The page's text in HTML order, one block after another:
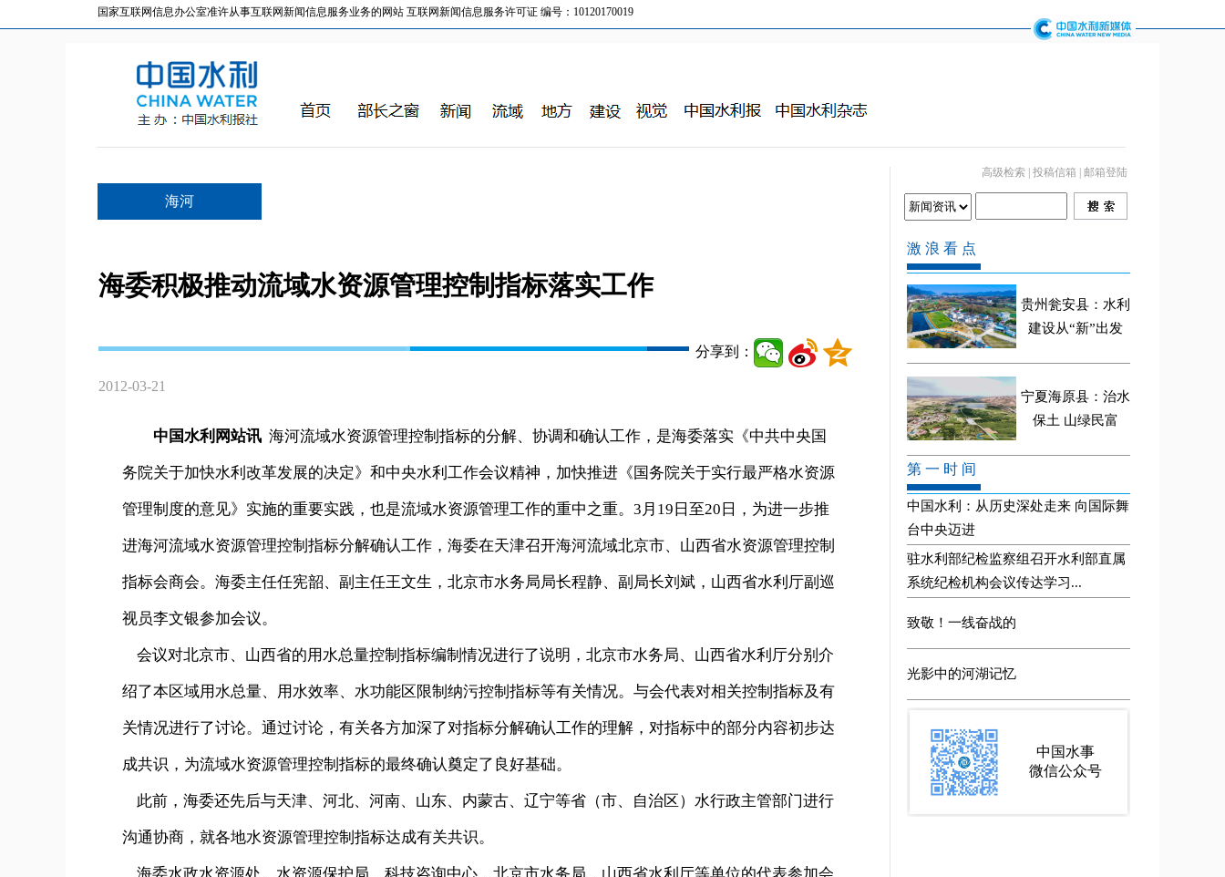
国家互联网信息办公室准许从事互联网新闻信息服务业务的网站 互联网新闻信息服务许可证 编号：10120170019
海河
高级检索 投稿信箱 邮箱登陆
海委积极推动流域水资源管理控制指标落实工作
分享到：
2012-03-21
中国水利网站讯 海河流域水资源管理控制指标的分解、协调和确认工作，是海委落实《中共中央国
务院关于加快水利改革发展的决定》和中央水利工作会议精神，加快推进《国务院关于实行最严格水资源
管理制度的意见》实施的重要实践，也是流域水资源管理工作的重中之重。3月19日至20日，为进一步推
进海河流域水资源管理控制指标分解确认工作，海委在天津召开海河流域北京市、山西省水资源管理控制
指标会商会。海委主任任宪韶、副主任王文生，北京市水务局局长程静、副局长刘斌，山西省水利厅副巡
视员李文银参加会议。
会议对北京市、山西省的用水总量控制指标编制情况进行了说明，北京市水务局、山西省水利厅分别介
绍了本区域用水总量、用水效率、水功能区限制纳污控制指标等有关情况。与会代表对相关控制指标及有
关情况进行了讨论。通过讨论，有关各方加深了对指标分解确认工作的理解，对指标中的部分内容初步达
成共识，为流域水资源管理控制指标的最终确认奠定了良好基础。
此前，海委还先后与天津、河北、河南、山东、内蒙古、辽宁等省（市、自治区）水行政主管部门进行
沟通协商，就各地水资源管理控制指标达成有关共识。